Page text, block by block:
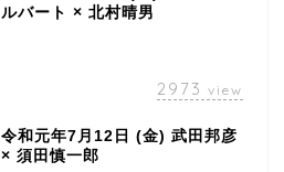
ルバート × 北村晴男
2973 view
令和元年7月12日 (金) 武田邦彦
× 須田慎一郎